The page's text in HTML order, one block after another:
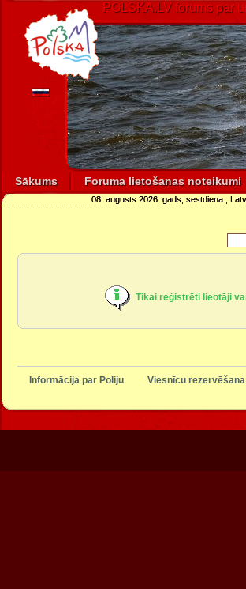
POLSKA.LV forums par
Sākums Foruma lietošanas noteikumi
08. augusts 2026. gads, sestdiena ,
Tikai reģistrēti lieotāji
Informācija par Poliju Viesnīcu